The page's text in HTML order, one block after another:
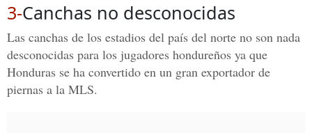
3-Canchas no desconocidas
Las canchas de los estadios del país del norte no son nada
desconocidas para los jugadores hondureños ya que
Honduras se ha convertido en un gran exportador de
piernas a la MLS.